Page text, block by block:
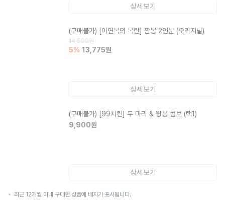
상세보기
(구매불가) [이연복의 목란] 짬뽕 2인분 (오리지널)
14,500원
5% 13,775원
상세보기
(구매불가) [99치킨] 두 마리 & 윙봉 콤보 (택1)
9,900원
상세보기
최근 12개월 이내 구매한 상품에 배지가 표시됩니다.